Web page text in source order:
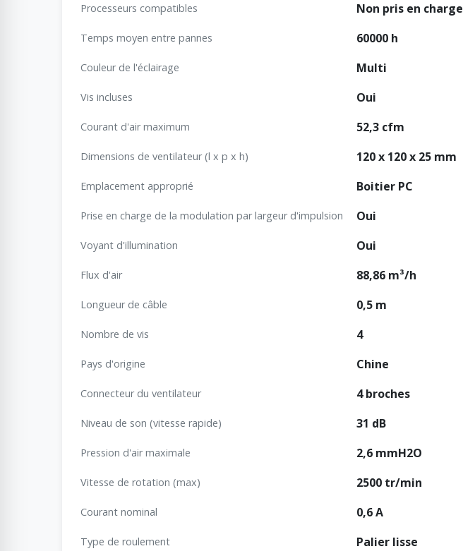
Processeurs compatibles Non pris en charge
Temps moyen entre pannes 60000 h
Couleur de l'éclairage Multi
Vis incluses Oui
Courant d'air maximum 52,3 cfm
Dimensions de ventilateur (l x p x h) 120 x 120 x 25 mm
Emplacement approprié Boitier PC
Prise en charge de la modulation par largeur d'impulsion Oui
Voyant d'illumination Oui
Flux d'air 88,86 m³/h
Longueur de câble 0,5 m
Nombre de vis 4
Pays d'origine Chine
Connecteur du ventilateur 4 broches
Niveau de son (vitesse rapide) 31 dB
Pression d'air maximale 2,6 mmH2O
Vitesse de rotation (max) 2500 tr/min
Courant nominal 0,6 A
Type de roulement Palier lisse